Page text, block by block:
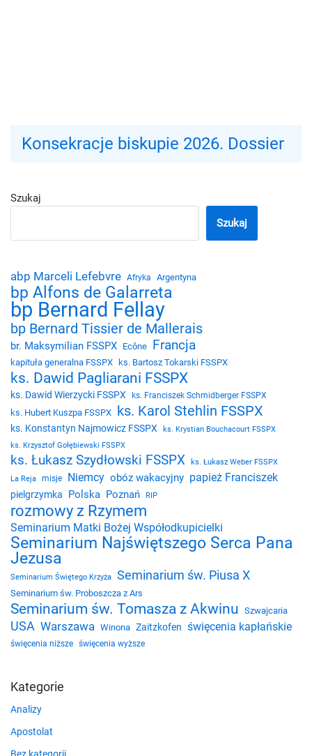
Konsekracje biskupie 2026. Dossier
Szukaj
Szukaj
abp Marceli Lefebvre Afryka Argentyna
bp Alfons de Galarreta
bp Bernard Fellay
bp Bernard Tissier de Mallerais
br. Maksymilian FSSPX Ecône Francja
kapituła generalna FSSPX ks. Bartosz Tokarski FSSPX
ks. Dawid Pagliarani FSSPX
ks. Dawid Wierzycki FSSPX ks. Franciszek Schmidberger FSSPX
ks. Hubert Kuszpa FSSPX ks. Karol Stehlin FSSPX
ks. Konstantyn Najmowicz FSSPX
ks. Krystian Bouchacourt FSSPX
ks. Krzysztof Gołębiewski FSSPX
ks. Łukasz Szydłowski FSSPX
ks. Łukasz Weber FSSPX
La Reja
misje Niemcy obóz wakacyjny papież Franciszek
pielgrzymka Polska Poznań RIP
rozmowy z Rzymem
Seminarium Matki Bożej Współodkupicielki
Seminarium Najświętszego Serca Pana
Jezusa
Seminarium Świętego Krzyża Seminarium św. Piusa X
Seminarium św. Proboszcza z Ars
Seminarium św. Tomasza z Akwinu Szwajcaria
USA Warszawa Winona Zaitzkofen święcenia kapłańskie
święcenia niższe święcenia wyższe
Kategorie
Analizy
Apostolat